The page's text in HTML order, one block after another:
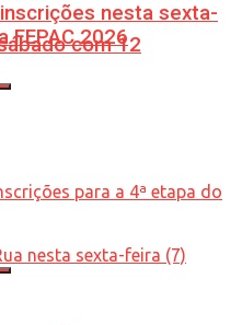
com 12
nesta sexta-
FEPAC 2026